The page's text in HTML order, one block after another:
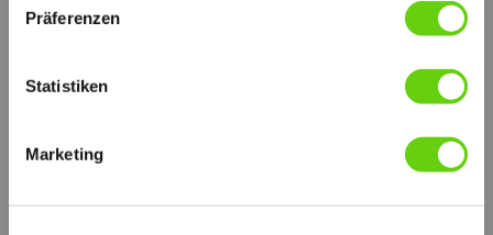
Präferenzen
Statistiken
Marketing
und durch internationale Zusammenarbeit auf höchstem
Alle Proben werden nach folgenden Normen durchgeführt:
Feststellung der einwandfreien Fertigungsqualität